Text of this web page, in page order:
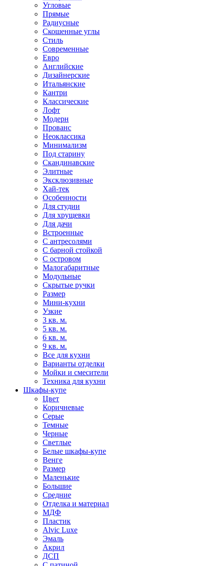
Угловые
Прямые
Радиусные
Скошенные углы
Стиль
Современные
Евро
Английские
Дизайнерские
Итальянские
Кантри
Классические
Лофт
Модерн
Прованс
Неоклассика
Минимализм
Под старину
Скандинавские
Элитные
Эксклюзивные
Хай-тек
Особенности
Для студии
Для хрущевки
Для дачи
Встроенные
С антресолями
С барной стойкой
С островом
Малогабаритные
Модульные
Скрытые ручки
Размер
Мини-кухни
Узкие
3 кв. м.
5 кв. м.
6 кв. м.
9 кв. м.
Все для кухни
Варианты отделки
Мойки и смесители
Техника для кухни
Шкафы-купе
Цвет
Коричневые
Серые
Темные
Черные
Светлые
Белые шкафы-купе
Венге
Размер
Маленькие
Большие
Средние
Отделка и материал
МДФ
Пластик
Alvic Luxe
Эмаль
Акрил
ДСП